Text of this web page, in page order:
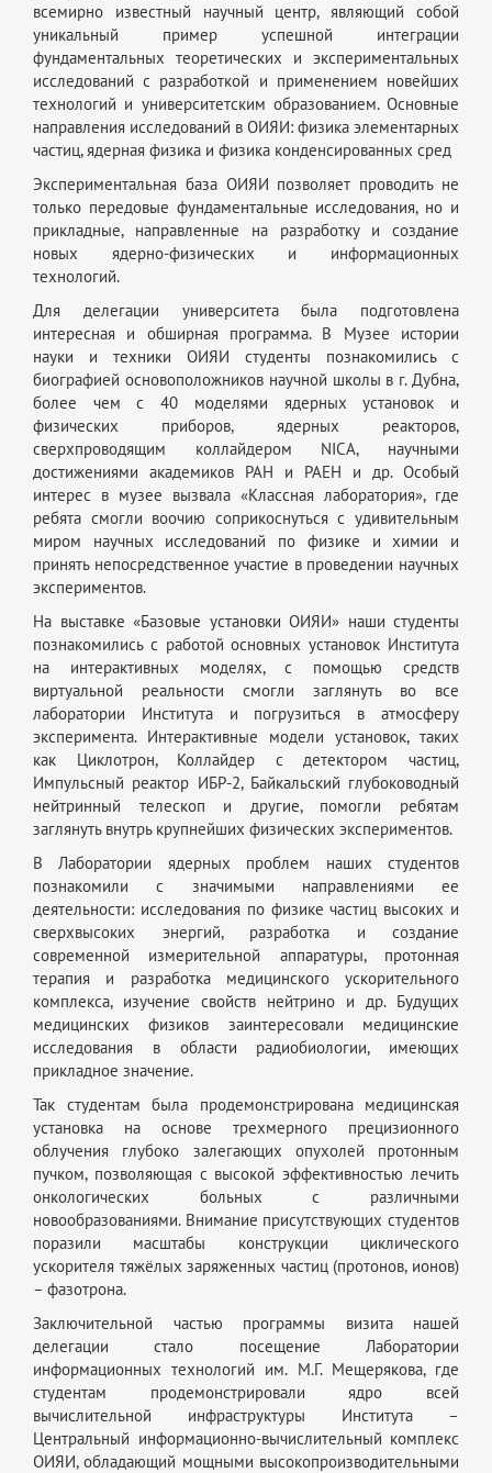
всемирно известный научный центр, являющий собой
уникальный пример успешной интеграции
фундаментальных теоретических и экспериментальных
исследований с разработкой и применением новейших
технологий и университетским образованием. Основные
направления исследований в ОИЯИ: физика элементарных
частиц, ядерная физика и физика конденсированных сред
Экспериментальная база ОИЯИ позволяет проводить не
только передовые фундаментальные исследования, но и
прикладные, направленные на разработку и создание
новых ядерно-физических и информационных
технологий.
Для делегации университета была подготовлена
интересная и обширная программа. В Музее истории
науки и техники ОИЯИ студенты познакомились с
биографией основоположников научной школы в г. Дубна,
более чем с 40 моделями ядерных установок и
физических приборов, ядерных реакторов,
сверхпроводящим коллайдером NICA, научными
достижениями академиков РАН и РАЕН и др. Особый
интерес в музее вызвала «Классная лаборатория», где
ребята смогли воочию соприкоснуться с удивительным
миром научных исследований по физике и химии и
принять непосредственное участие в проведении научных
экспериментов.
На выставке «Базовые установки ОИЯИ» наши студенты
познакомились с работой основных установок Института
на интерактивных моделях, с помощью средств
виртуальной реальности смогли заглянуть во все
лаборатории Института и погрузиться в атмосферу
эксперимента. Интерактивные модели установок, таких
как Циклотрон, Коллайдер с детектором частиц,
Импульсный реактор ИБР-2, Байкальский глубоководный
нейтринный телескоп и другие, помогли ребятам
заглянуть внутрь крупнейших физических экспериментов.
В Лаборатории ядерных проблем наших студентов
познакомили с значимыми направлениями ее
деятельности: исследования по физике частиц высоких и
сверхвысоких энергий, разработка и создание
современной измерительной аппаратуры, протонная
терапия и разработка медицинского ускорительного
комплекса, изучение свойств нейтрино и др. Будущих
медицинских физиков заинтересовали медицинские
исследования в области радиобиологии, имеющих
прикладное значение.
Так студентам была продемонстрирована медицинская
установка на основе трехмерного прецизионного
облучения глубоко залегающих опухолей протонным
пучком, позволяющая с высокой эффективностью лечить
онкологических больных с различными
новообразованиями. Внимание присутствующих студентов
поразили масштабы конструкции циклического
ускорителя тяжёлых заряженных частиц (протонов, ионов)
– фазотрона.
Заключительной частью программы визита нашей
делегации стало посещение Лаборатории
информационных технологий им. М.Г. Мещерякова, где
студентам продемонстрировали ядро всей
вычислительной инфраструктуры Института –
Центральный информационно-вычислительный комплекс
ОИЯИ, обладающий мощными высокопроизводительными